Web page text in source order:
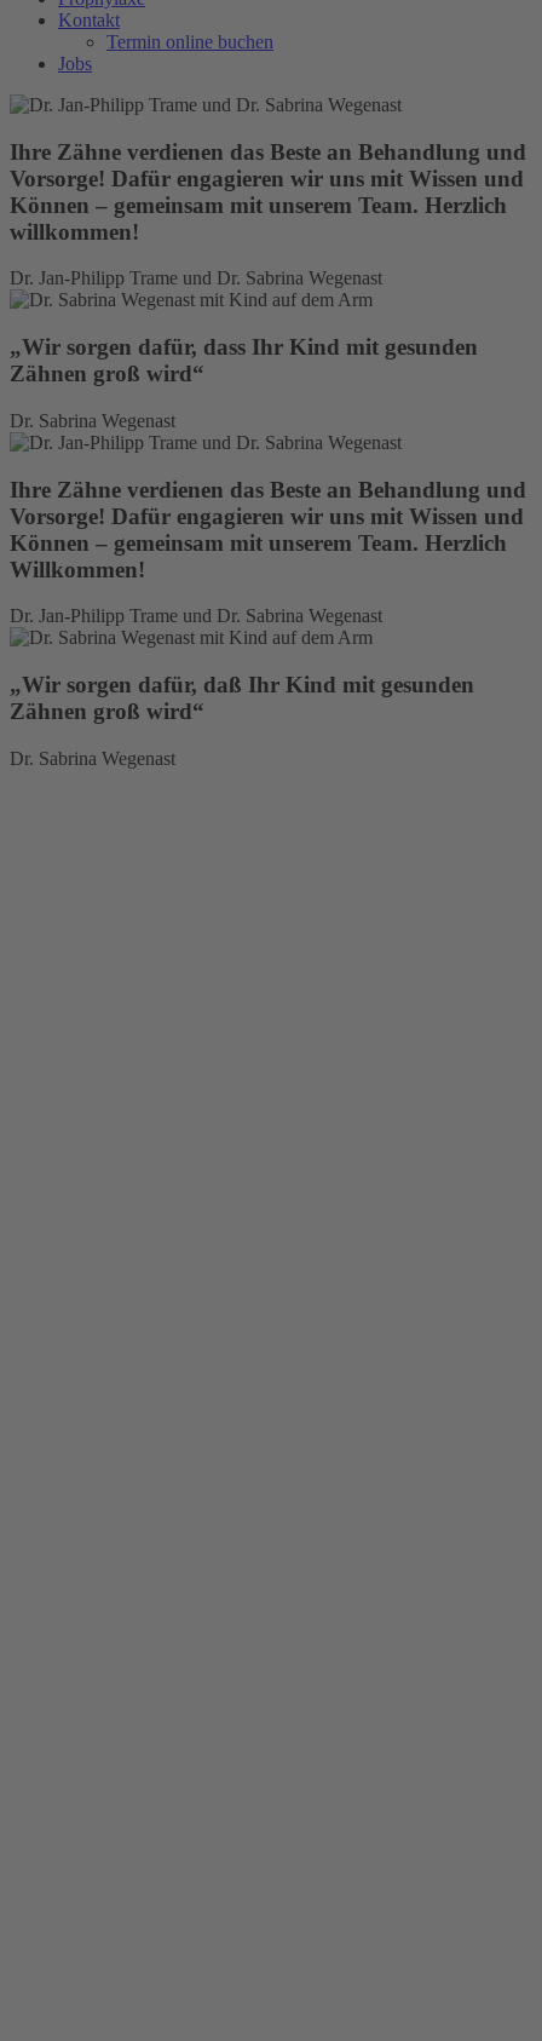
Kontakt
Termin online buchen
Jobs
Ihre Zähne verdienen das Beste an Behandlung und
Vorsorge! Dafür engagieren wir uns mit Wissen und
Können – gemeinsam mit unserem Team. Herzlich
willkommen!
Dr. Jan-Philipp Trame und Dr. Sabrina Wegenast
„Wir sorgen dafür, dass Ihr Kind mit gesunden
Zähnen groß wird“
Dr. Sabrina Wegenast
Ihre Zähne verdienen das Beste an Behandlung und
Vorsorge! Dafür engagieren wir uns mit Wissen und
Können – gemeinsam mit unserem Team. Herzlich
Willkommen!
Dr. Jan-Philipp Trame und Dr. Sabrina Wegenast
„Wir sorgen dafür, daß Ihr Kind mit gesunden
Zähnen groß wird“
Dr. Sabrina Wegenast